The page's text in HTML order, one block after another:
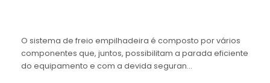
O sistema de freio empilhadeira é composto por vários
componentes que, juntos, possibilitam a parada eficiente
do equipamento e com a devida seguran...